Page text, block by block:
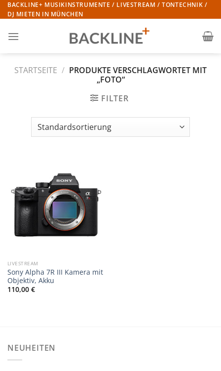
Zum
Inhalt
BACKLINE+ MUSIKINSTRUMENTE / LIVESTREAM / TONTECHNIK /
DJ MIETEN IN MÜNCHEN
STARTSEITE / PRODUKTE VERSCHLAGWORTET MIT
„FOTO“
FILTER
LIVESTREAM
Sony Alpha 7R III Kamera mit
Objektiv, Akku
110,00 €
NEUHEITEN